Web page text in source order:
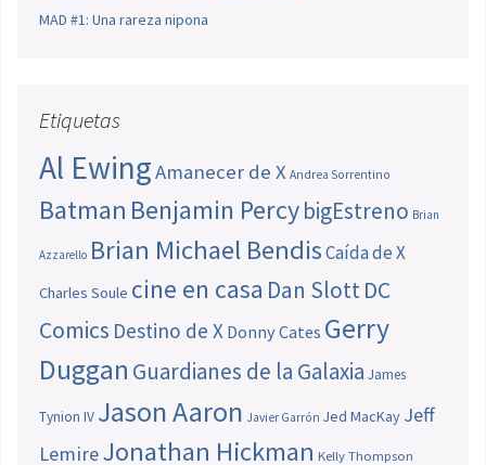
MAD #1: Una rareza nipona
Etiquetas
Al EwingAmanecer de X Andrea Sorrentino
Batman Benjamin PercybigEstreno Brian
Azzarello Brian Michael BendisCaída de X
Charles Soule cine en casa Dan SlottDC
Comics Destino de X Donny Cates Gerry
Duggan Guardianes de la Galaxia James
Tynion IV Jason Aaron Javier Garrón Jed MacKay Jeff
LemireJonathan Hickman Kelly Thompson